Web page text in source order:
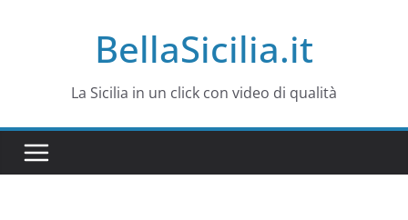
BellaSicilia.it
La Sicilia in un click con video di qualità